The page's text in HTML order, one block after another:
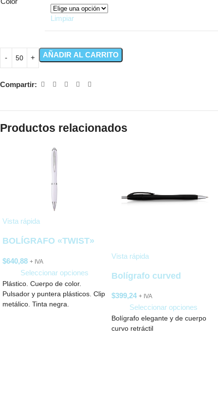
Limpiar
AÑADIR AL CARRITO
Compartir:
Productos relacionados
Vista rápida
BOLÍGRAFO «TWIST»
$640,88 + IVA
Seleccionar opciones
Plástico. Cuerpo de color.
Pulsador y puntera plásticos. Clip
metálico. Tinta negra.
Vista rápida
Bolígrafo curved
$399,24 + IVA
Seleccionar opciones
Bolígrafo elegante y de cuerpo
curvo retráctil